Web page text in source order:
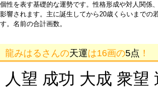
個性を表す基礎的な運勢です。性格形成や対人関係
影響されます。主に誕生してから20歳くらいまでの
す。名前の合計画数。
龍みはるさんの天運は16画の5点 ！
人望 成功 大成 衆望